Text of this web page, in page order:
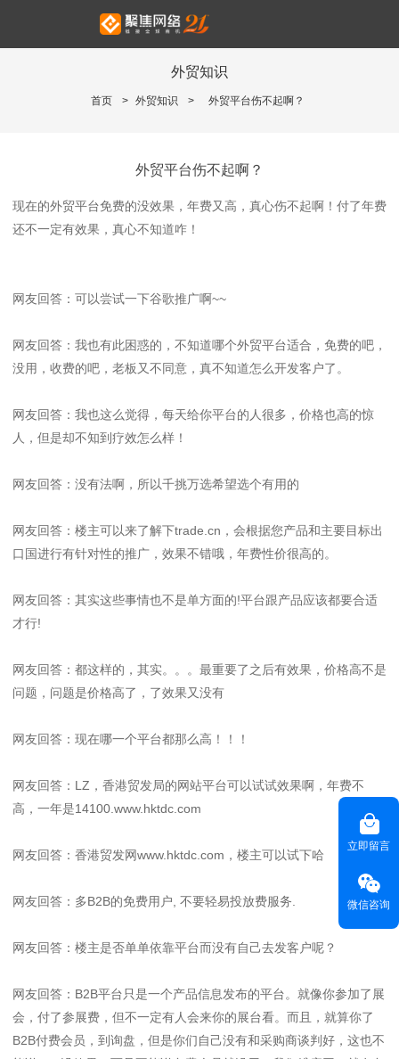
外贸知识
首页 > 外贸知识 > 外贸平台伤不起啊？
外贸平台伤不起啊？
现在的外贸平台免费的没效果，年费又高，真心伤不起啊！付了年费
还不一定有效果，真心不知道咋！
网友回答：可以尝试一下谷歌推广啊~~
网友回答：我也有此困惑的，不知道哪个外贸平台适合，免费的吧，
没用，收费的吧，老板又不同意，真不知道怎么开发客户了。
网友回答：我也这么觉得，每天给你平台的人很多，价格也高的惊
人，但是却不知到疗效怎么样！
网友回答：没有法啊，所以千挑万选希望选个有用的
网友回答：楼主可以来了解下trade.cn，会根据您产品和主要目标出
口国进行有针对性的推广，效果不错哦，年费性价很高的。
网友回答：其实这些事情也不是单方面的!平台跟产品应该都要合适
才行!
网友回答：都这样的，其实。。。最重要了之后有效果，价格高不是
问题，问题是价格高了，了效果又没有
网友回答：现在哪一个平台都那么高！！！
网友回答：LZ，香港贸发局的网站平台可以试试效果啊，年费不
高，一年是14100.www.hktdc.com
网友回答：香港贸发网www.hktdc.com，楼主可以试下哈
网友回答：多B2B的免费用户, 不要轻易投放费服务.
网友回答：楼主是否单单依靠平台而没有自己去发客户呢？
网友回答：B2B平台只是一个产品信息发布的平台。就像你参加了展
会，付了参展费，但不一定有人会来你的展台看。而且，就算你了
B2B付费会员，到询盘，但是你们自己没有和采购商谈判好，这也不
立即留言
微信咨询